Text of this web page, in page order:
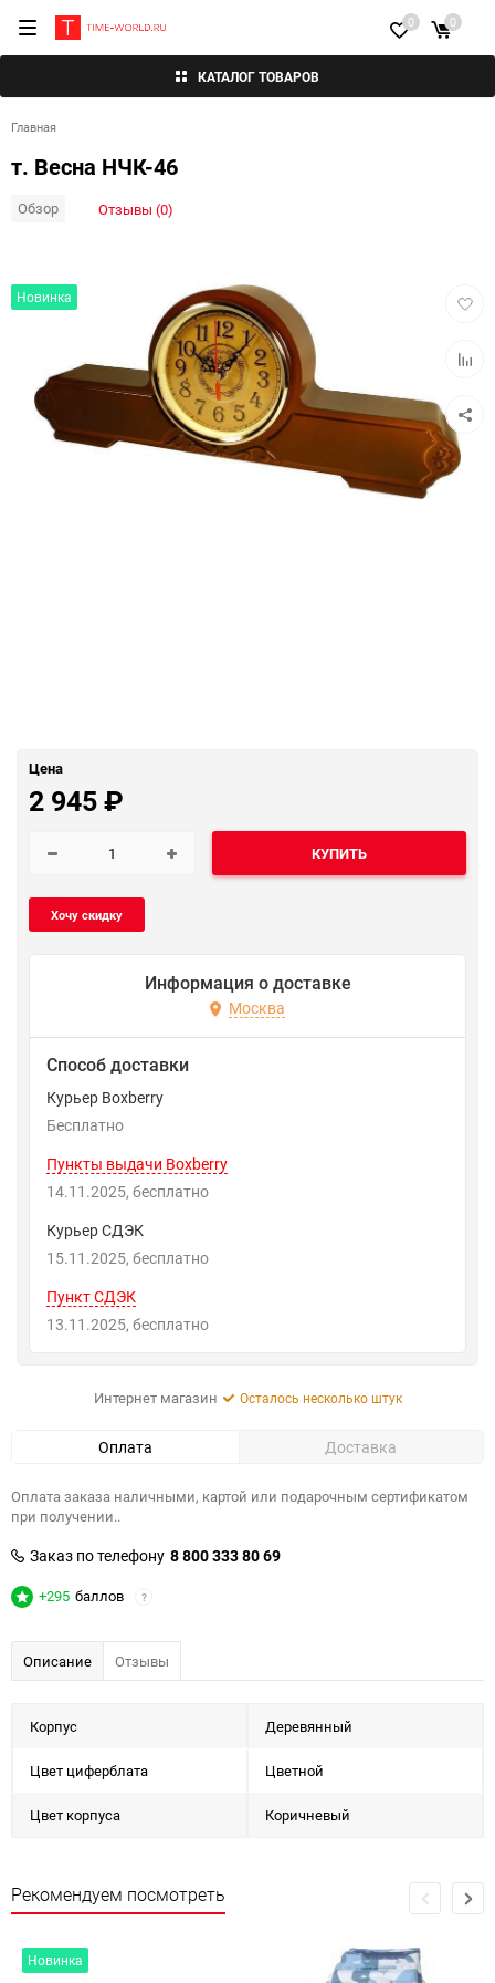
КАТАЛОГ ТОВАРОВ
0 0
Главная
т. Весна НЧК-46
Обзор Отзывы (0)
Новинка
Цена
2 945₽
КУПИТЬ
Информация о доставке
Москва
Способ доставки
Курьер Boxberry
Бесплатно
Пункты выдачи Boxberry
14.11.2025
Бесплатно
Курьер СДЭК
15.11.2025
Бесплатно
Пункт СДЭК
13.11.2025
Бесплатно
Интернет магазин Осталось несколько штук
Оплата Доставка
Оплата заказа наличными, картой или подарочным сертификатом
при получении..
Заказ по телефону 8 800 333 80 69
+295 баллов ?
Описание Отзывы
Корпус Деревянный
Цвет циферблата Цветной
Цвет корпуса Коричневый
Рекомендуем посмотреть
Новинка